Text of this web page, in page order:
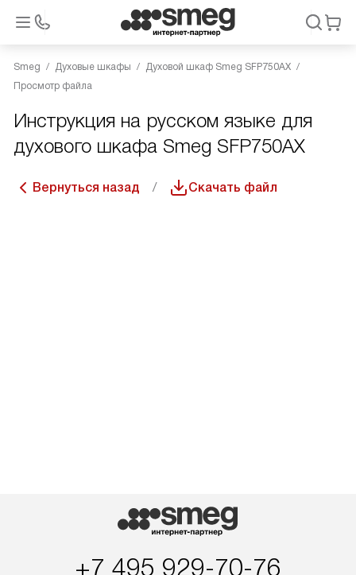
Smeg Духовые шкафы
Духовой шкаф Smeg SFP750AX
Просмотр файла
Инструкция на русском языке для
духового шкафа Smeg SFP750AX
Вернуться назад Скачать файл
+7 495 929-70-76